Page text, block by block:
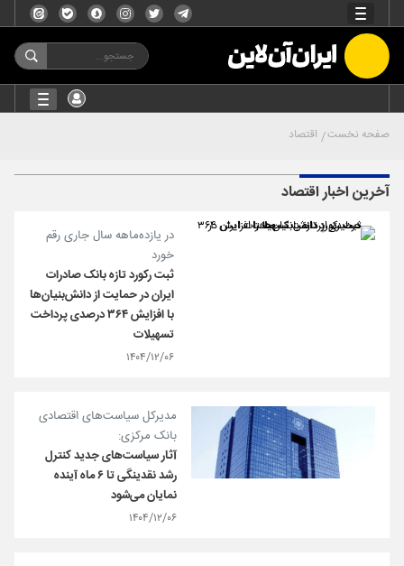
صفحه نخست اقتصاد
آخرین اخبار اقتصاد
در یازده‌ماهه سال جاری رقم
خورد
ثبت رکورد تازه بانک صادرات
ایران در حمایت از دانش‌بنیان‌ها
با افزایش ۳۶۴ درصدی پرداخت
تسهیلات
۱۴۰۴/۱۲/۰۶
مدیرکل سیاست‌های اقتصادی
بانک مرکزی:
آثار سیاست‌های جدید کنترل
رشد نقدینگی تا ۶ ماه آینده
نمایان می‌شود
۱۴۰۴/۱۲/۰۶